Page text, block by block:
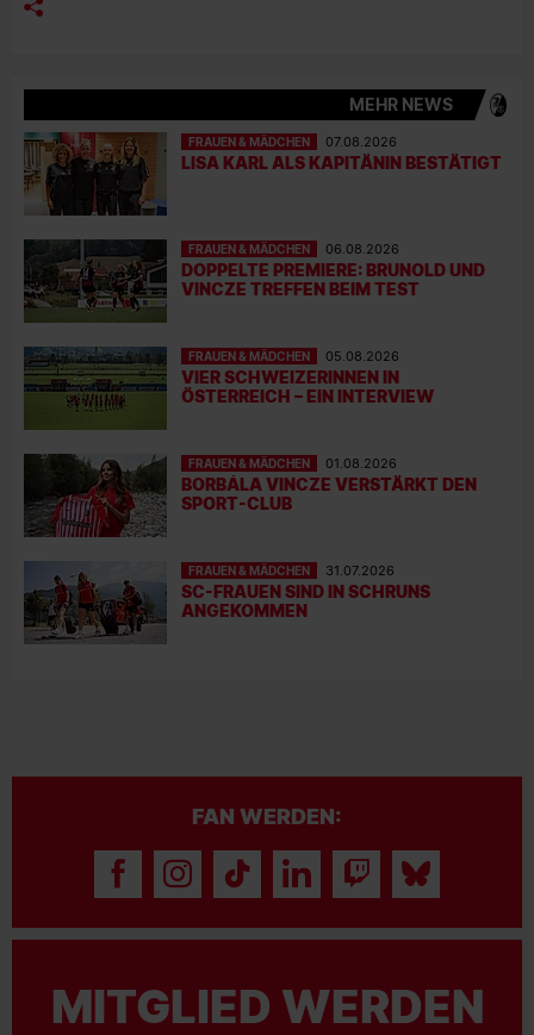
MEHR NEWS
FRAUEN & MÄDCHEN 07.08.2026
LISA KARL ALS KAPITÄNIN BESTÄTIGT
FRAUEN & MÄDCHEN 06.08.2026
DOPPELTE PREMIERE: BRUNOLD UND
VINCZE TREFFEN BEIM TEST
FRAUEN & MÄDCHEN 05.08.2026
VIER SCHWEIZERINNEN IN
ÖSTERREICH – EIN INTERVIEW
FRAUEN & MÄDCHEN 01.08.2026
BORBÁLA VINCZE VERSTÄRKT DEN
SPORT-CLUB
FRAUEN & MÄDCHEN 31.07.2026
SC-FRAUEN SIND IN SCHRUNS
ANGEKOMMEN
FAN WERDEN:
MITGLIED WERDEN